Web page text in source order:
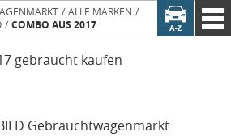
ALLE MARKEN
COMBO AUS 2017
gebraucht kaufen
Gebrauchtwagenmarkt